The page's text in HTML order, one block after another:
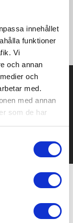
innehållet
funktioner
Vi
och annan
och
med.
med annan
som de har
PU för ett
Spelregler
i alla
och pris över